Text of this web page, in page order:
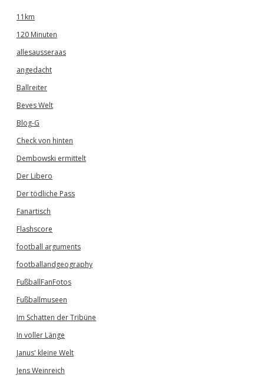
11km
120 Minuten
allesausseraas
angedacht
Ballreiter
Beves Welt
Blog-G
Check von hinten
Dembowski ermittelt
Der Libero
Der tödliche Pass
Fanartisch
Flashscore
football arguments
footballandgeography
FußballFanFotos
Fußballmuseen
Im Schatten der Tribüne
In voller Länge
Janus' kleine Welt
Jens Weinreich